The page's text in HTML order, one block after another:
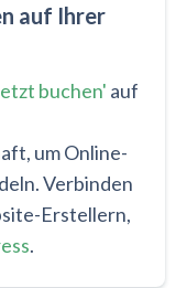
auf Ihrer
buchen' auf
um Online-
Verbinden
Erstellern,
.